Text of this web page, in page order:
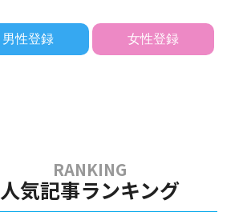
男性登録 女性登録
人気記事ランキング